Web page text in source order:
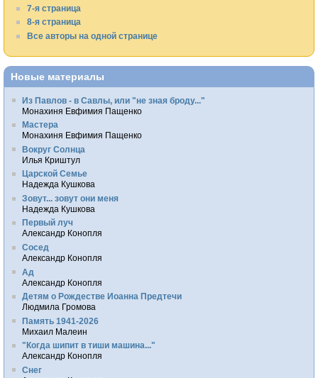
7-я страница
8-я страница
Все авторы на одной странице
Новые материалы
Из Павлов - в Савлы, или "не зная броду..."
Монахиня Евфимия Пащенко
Мастера
Монахиня Евфимия Пащенко
Вокруг Солнца
Илья Криштул
Царской Семье
Надежда Кушкова
Зовут... зовут они меня
Надежда Кушкова
Первый луч
Александр Конопля
Сосед
Александр Конопля
Ад
Александр Конопля
Детям о Рождестве Иоанна Предтечи
Людмила Громова
Память 1941-2026
Михаил Малеин
"Когда шипит в тиши машина..."
Александр Конопля
Снег